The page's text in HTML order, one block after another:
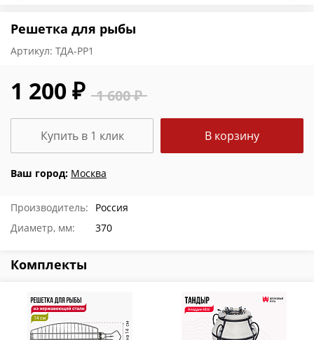
Решетка для рыбы
Артикул: ТДА-РР1
1 600 ₽
1 200 ₽
Ваш город: Москва
В корзину
Купить в 1 клик
Производитель:
Россия
Диаметр, мм:
370
Комплекты